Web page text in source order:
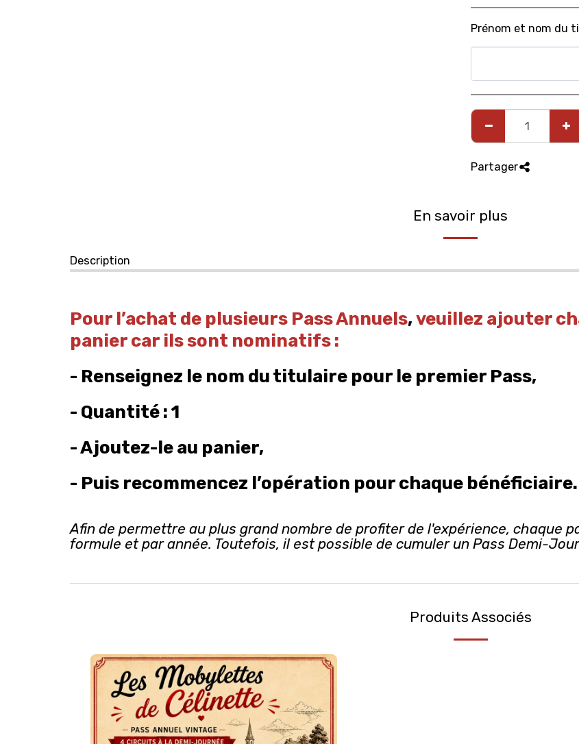
Prénom et nom du
Partager
En savoir plus
Description
Pour l’achat de plusieurs Pass Annuels, veuillez ajouter
panier car ils sont nominatifs :
- Renseignez le nom du titulaire pour le premier Pass,
- Quantité : 1
- Ajoutez-le au panier,
- Puis recommencez l’opération pour chaque bénéficiaire.
Afin de permettre au plus grand nombre de profiter de l'expérience, chaque
formule et par année. Toutefois, il est possible de cumuler un Pass Demi-
Produits Associés